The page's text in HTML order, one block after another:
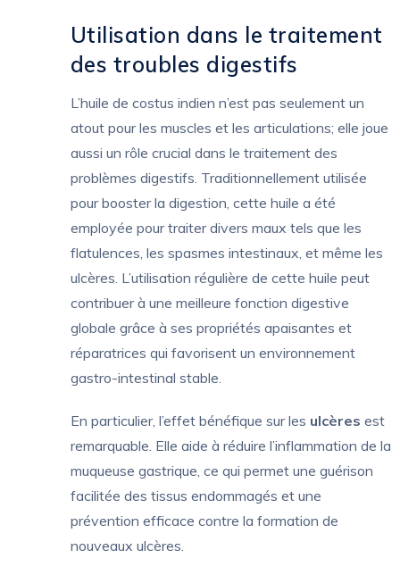
Utilisation dans le traitement
des troubles digestifs
L’huile de costus indien n’est pas seulement un
atout pour les muscles et les articulations; elle joue
aussi un rôle crucial dans le traitement des
problèmes digestifs. Traditionnellement utilisée
pour booster la digestion, cette huile a été
employée pour traiter divers maux tels que les
flatulences, les spasmes intestinaux, et même les
ulcères. L’utilisation régulière de cette huile peut
contribuer à une meilleure fonction digestive
globale grâce à ses propriétés apaisantes et
réparatrices qui favorisent un environnement
gastro-intestinal stable.
En particulier, l’effet bénéfique sur les ulcères est
remarquable. Elle aide à réduire l’inflammation de la
muqueuse gastrique, ce qui permet une guérison
facilitée des tissus endommagés et une
prévention efficace contre la formation de
nouveaux ulcères.